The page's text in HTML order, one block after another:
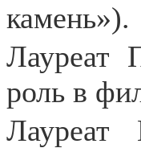
камень»).
Лауреат
роль в